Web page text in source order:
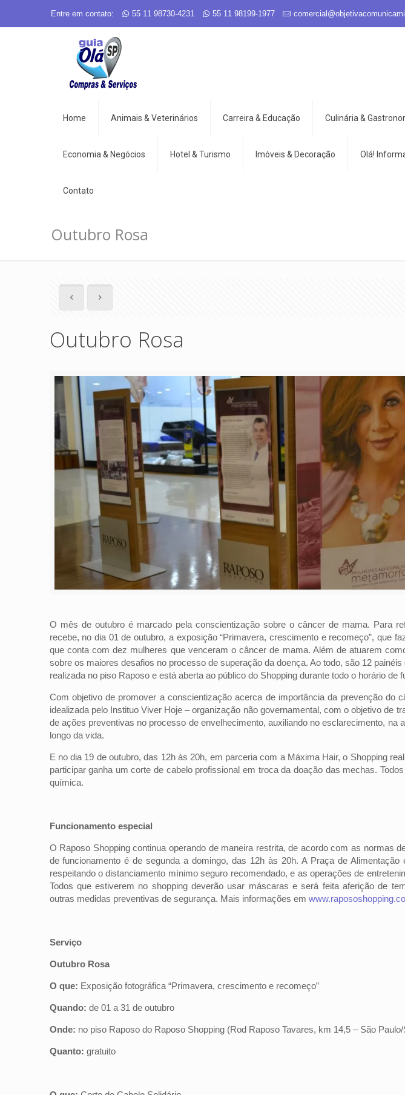
Entre em contato: 55 11 98730-4231 55 11 98199-1977
Home Animais & Veterinários Carreira & Educação Culinária &
Economia & Negócios Hotel & Turismo Imóveis & Decoração Olá!
Contato
Outubro Rosa
Outubro Rosa
O mês de outubro é marcado pela conscientização sobre o câncer de mama. Para
recebe, no dia 01 de outubro, a exposição “Primavera, crescimento e recomeço”, que
que conta com dez mulheres que venceram o câncer de mama. Além de atuarem
sobre os maiores desafios no processo de superação da doença. Ao todo, são 12
realizada no piso Raposo e está aberta ao público do Shopping durante todo o horário de
Com objetivo de promover a conscientização acerca de importância da prevenção do
idealizada pelo Instituo Viver Hoje – organização não governamental, com o objetivo de
de ações preventivas no processo de envelhecimento, auxiliando no esclarecimento, na
longo da vida.
E no dia 19 de outubro, das 12h às 20h, em parceria com a Máxima Hair, o Shopping
participar ganha um corte de cabelo profissional em troca da doação das mechas.
química.
Funcionamento especial
O Raposo Shopping continua operando de maneira restrita, de acordo com as normas
de funcionamento é de segunda a domingo, das 12h às 20h. A Praça de
respeitando o distanciamento mínimo seguro recomendado, e as operações de
Todos que estiverem no shopping deverão usar máscaras e será feita aferição de
outras medidas preventivas de segurança. Mais informações em
Serviço
Outubro Rosa
O que: Exposição fotográfica “Primavera, crescimento e recomeço”
Quando: de 01 a 31 de outubro
Onde: no piso Raposo do Raposo Shopping (Rod Raposo Tavares, km 14,5 – São Paulo/
Quanto: gratuito